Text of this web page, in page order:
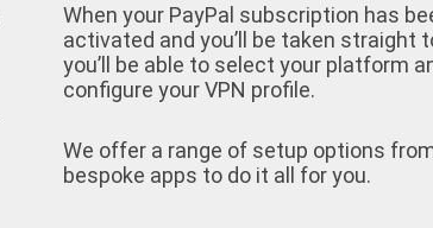
When your PayPal subscription has
activated and you’ll be taken straight
you’ll be able to select your platform
configure your VPN profile.
We offer a range of setup options
bespoke apps to do it all for you.